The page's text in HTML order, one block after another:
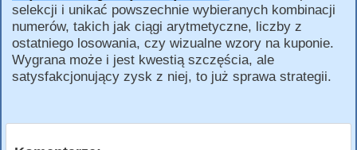
selekcji i unikać powszechnie wybieranych kombinacji
numerów, takich jak ciągi arytmetyczne, liczby z
ostatniego losowania, czy wizualne wzory na kuponie.
Wygrana może i jest kwestią szczęścia, ale
satysfakcjonujący zysk z niej, to już sprawa strategii.